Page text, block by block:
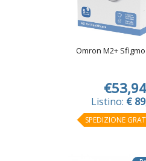
Omron M2+
€53,94
Listino: €
SPEDIZIONE